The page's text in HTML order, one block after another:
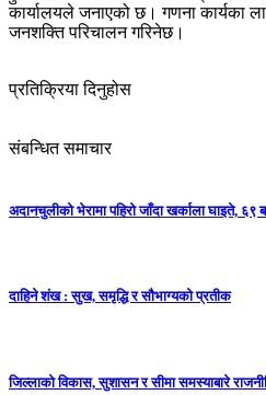
कार्यालयले जनाएको छ। गणना कार्यका
जनशक्ति परिचालन गरिनेछ।
प्रतिक्रिया दिनुहोस
संबन्धित समाचार
अदानचुलीको भेरामा पहिरो जाँदा खर्काला घाइते, ६९
दाहिने शंख : सुख, समृद्धि र सौभाग्यको प्रतीक
जिल्लाको विकास, सुशासन र सीमा समस्याबारे